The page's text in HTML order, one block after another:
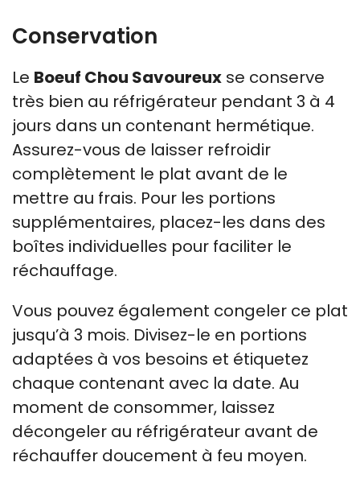
Conservation
Le Boeuf Chou Savoureux se conserve
très bien au réfrigérateur pendant 3 à 4
jours dans un contenant hermétique.
Assurez-vous de laisser refroidir
complètement le plat avant de le
mettre au frais. Pour les portions
supplémentaires, placez-les dans des
boîtes individuelles pour faciliter le
réchauffage.
Vous pouvez également congeler ce plat
jusqu’à 3 mois. Divisez-le en portions
adaptées à vos besoins et étiquetez
chaque contenant avec la date. Au
moment de consommer, laissez
décongeler au réfrigérateur avant de
réchauffer doucement à feu moyen.